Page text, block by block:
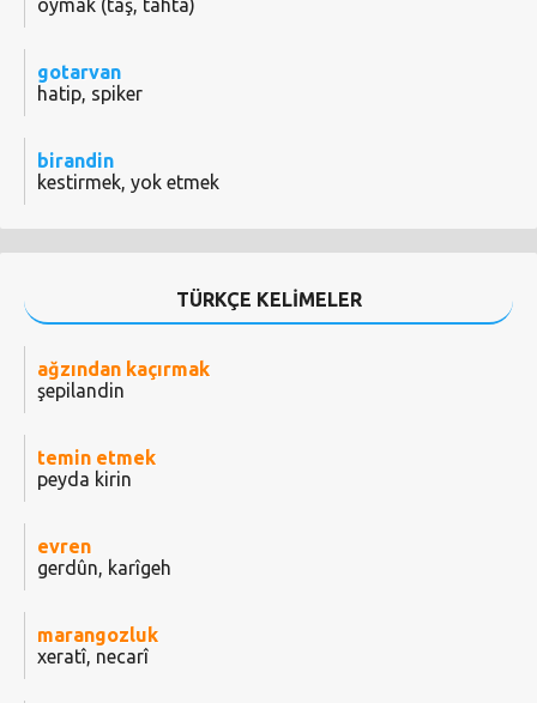
oymak (taş, tahta)
gotarvan
hatip, spiker
birandin
kestirmek, yok etmek
TÜRKÇE KELİMELER
ağzından kaçırmak
şepilandin
temin etmek
peyda kirin
evren
gerdûn, karîgeh
marangozluk
xeratî, necarî